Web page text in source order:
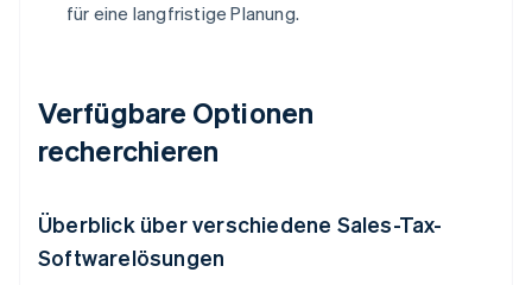
für eine langfristige Planung.
Verfügbare Optionen
recherchieren
Überblick über verschiedene Sales-Tax-
Softwarelösungen